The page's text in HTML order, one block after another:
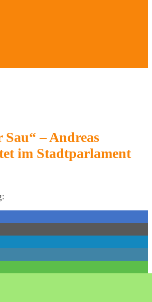
– Andreas
im Stadtparlament